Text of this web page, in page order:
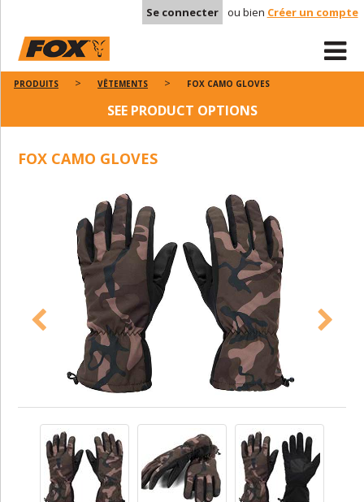
Se connecter ou bien Créer un compte
PRODUITS VÊTEMENTS FOX CAMO GLOVES
SEE PRODUCT OPTIONS
FOX CAMO GLOVES